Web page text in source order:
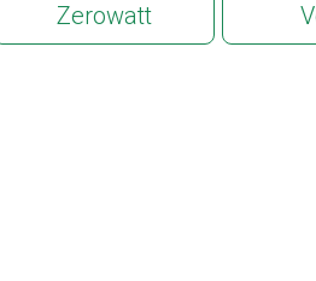
Zerowatt